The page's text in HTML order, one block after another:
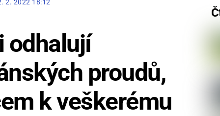
2. 2022 18:12
odhalují
proudů,
k veškerému